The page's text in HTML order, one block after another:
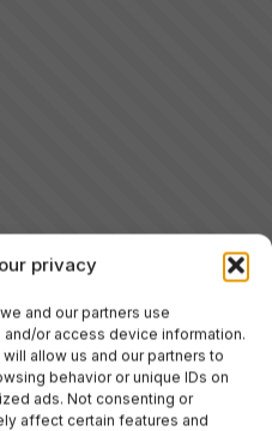
privacy
and our partners use
or access device information.
allow us and our partners to
behavior or unique IDs on
ads. Not consenting or
affect certain features and